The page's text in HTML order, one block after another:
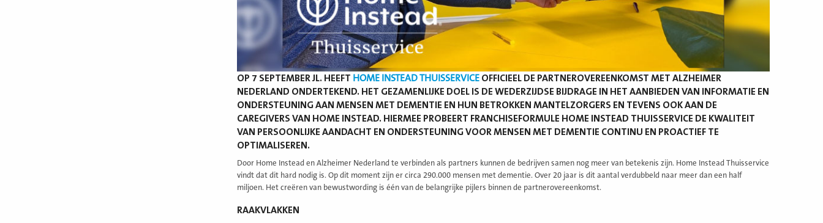
OP 7 SEPTEMBER JL. HEEFT HOME INSTEAD THUISSERVICE OFFICIEEL DE PARTNEROVEREENKOMST MET ALZHEIMER
NEDERLAND ONDERTEKEND. HET GEZAMENLIJKE DOEL IS DE WEDERZIJDSE BIJDRAGE IN HET AANBIEDEN VAN INFORMATIE EN
ONDERSTEUNING AAN MENSEN MET DEMENTIE EN HUN BETROKKEN MANTELZORGERS EN TEVENS OOK AAN DE
CAREGIVERS VAN HOME INSTEAD. HIERMEE PROBEERT FRANCHISEFORMULE HOME INSTEAD THUISSERVICE DE KWALITEIT
VAN PERSOONLIJKE AANDACHT EN ONDERSTEUNING VOOR MENSEN MET DEMENTIE CONTINU EN PROACTIEF TE
OPTIMALISEREN.
Door Home Instead en Alzheimer Nederland te verbinden als partners kunnen de bedrijven samen nog meer van betekenis zijn. Home Instead Thuisservice
vindt dat dit hard nodig is. Op dit moment zijn er circa 290.000 mensen met dementie. Over 20 jaar is dit aantal verdubbeld naar meer dan een half
miljoen. Het creëren van bewustwording is één van de belangrijke pijlers binnen de partnerovereenkomst.
RAAKVLAKKEN